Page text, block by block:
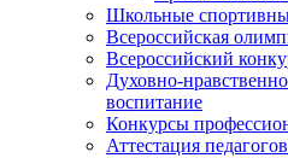
Школьные
Всероссийская
Всероссийский
Духовно-
воспитание
Конкурсы
Аттестация